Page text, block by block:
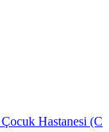
Hastanesi (C